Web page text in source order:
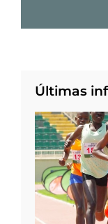
Últimas